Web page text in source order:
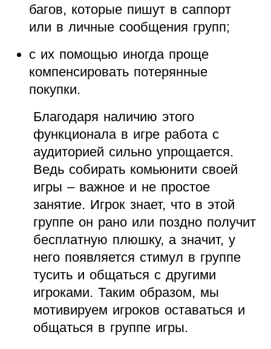
багов, которые пишут в саппорт
или в личные сообщения групп;
с их помощью иногда проще
компенсировать потерянные
покупки.
Благодаря наличию этого
функционала в игре работа с
аудиторией сильно упрощается.
Ведь собирать комьюнити своей
игры – важное и не простое
занятие. Игрок знает, что в этой
группе он рано или поздно получит
бесплатную плюшку, а значит, у
него появляется стимул в группе
тусить и общаться с другими
игроками. Таким образом, мы
мотивируем игроков оставаться и
общаться в группе игры.